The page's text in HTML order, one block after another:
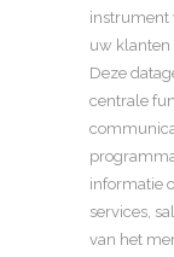
instrument
uw klanten
Deze
centrale
informatie
services,
van het